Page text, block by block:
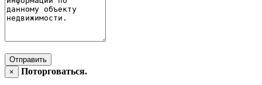
Отправить
×
Поторговаться.